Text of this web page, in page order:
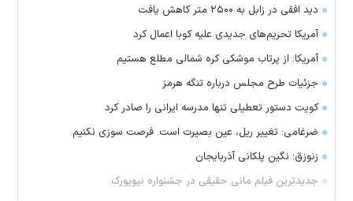
دید افقی در زابل به ۲۵۰۰ متر کاهش یافت
آمریکا تحریم‌های جدیدی علیه کوبا اعمال کرد
آمریکا: از پرتاب موشکی کره شمالی مطلع هستیم
جزئیات طرح مجلس درباره تنگه هرمز
کویت دستور تعطیلی تنها مدرسه ایرانی را صادر کرد
ضرغامی: تغییر ریل، عین بصیرت است. فرصت سوزی نکنیم
زنوزق؛ نگین پلکانی آذربایجان
جدیدترین فیلم مانی حقیقی در جشنواره نیویورک